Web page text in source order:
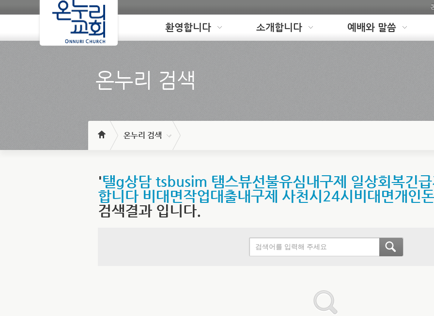
Loading 환영합니다 소개합니다 예배와 말씀
온누리 검색
온누리 검색
'탤g상담 tsbusim 탬스뷰선불유심내구제 일상회복긴
합니다 비대면작업대출내구제 사천시24시비대면개인
검색결과 입니다.